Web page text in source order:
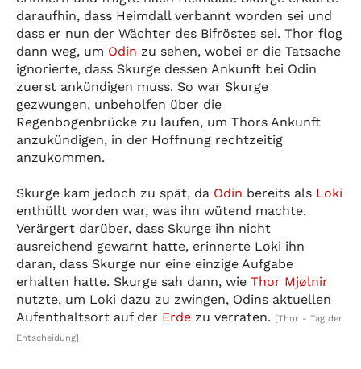
daraufhin, dass Heimdall verbannt worden sei und
dass er nun der Wächter des Bifröstes sei. Thor flog
dann weg, um Odin zu sehen, wobei er die Tatsache
ignorierte, dass Skurge dessen Ankunft bei Odin
zuerst ankündigen muss. So war Skurge
gezwungen, unbeholfen über die
Regenbogenbrücke zu laufen, um Thors Ankunft
anzukündigen, in der Hoffnung rechtzeitig
anzukommen.
Skurge kam jedoch zu spät, da Odin bereits als Loki
enthüllt worden war, was ihn wütend machte.
Verärgert darüber, dass Skurge ihn nicht
ausreichend gewarnt hatte, erinnerte Loki ihn
daran, dass Skurge nur eine einzige Aufgabe
erhalten hatte. Skurge sah dann, wie Thor Mjølnir
nutzte, um Loki dazu zu zwingen, Odins aktuellen
Aufenthaltsort auf der Erde zu verraten. [Thor - Tag der
Entscheidung]